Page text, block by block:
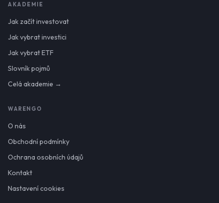
AKADEMIE
Jak začít investovat
Jak vybrat investici
Jak vybrat ETF
Slovník pojmů
Celá akademie →
WARENGO
O nás
Obchodní podmínky
Ochrana osobních údajů
Kontakt
Nastavení cookies